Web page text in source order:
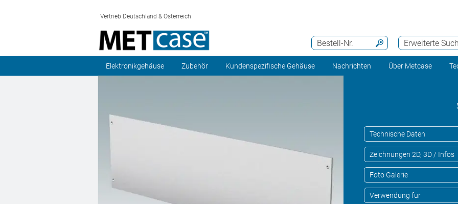
Vertrieb Deutschland & Österreich
Erweiterte
Bestell-Nr.
Elektronikgehäuse Zubehör Kundenspezifische Gehäuse Nachrichten Über Metcase
Technische Daten
Zeichnungen 2D, 3D / Infos
Foto Galerie
Verwendung für